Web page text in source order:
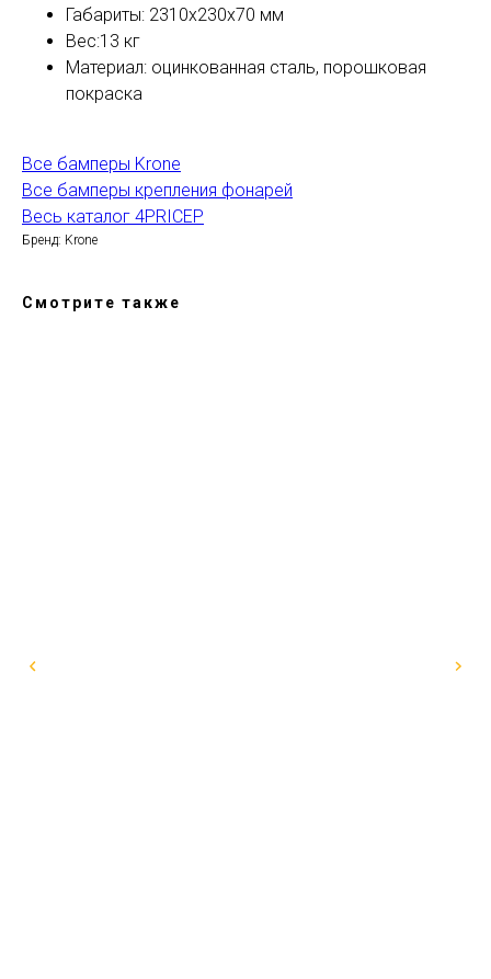
Габариты: 2310х230х70 мм
Вес:13 кг
Материал: оцинкованная сталь, порошковая
покраска
Все бамперы Krone
Все бамперы крепления фонарей
Весь каталог 4PRICEP
Бренд: Krone
Смотрите также